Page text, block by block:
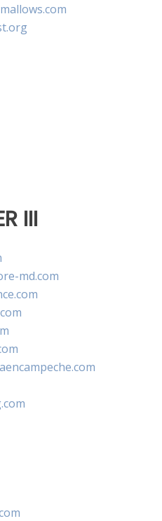
III
md.com